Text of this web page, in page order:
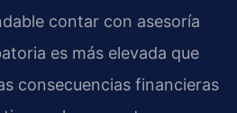
contar con asesoría
es más elevada que
consecuencias financieras